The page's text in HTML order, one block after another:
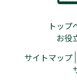
トップ
お役
サイトマップ